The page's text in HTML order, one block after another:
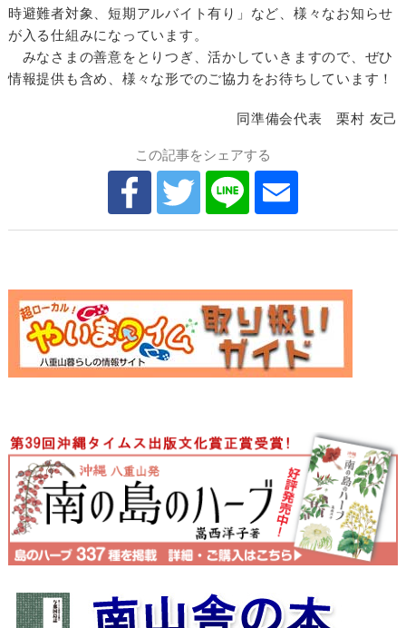
時避難者対象、短期アルバイト有り」など、様々なお知らせ
が入る仕組みになっています。
みなさまの善意をとりつぎ、活かしていきますので、ぜひ
情報提供も含め、様々な形でのご協力をお待ちしています！
同準備会代表 栗村 友己
この記事をシェアする